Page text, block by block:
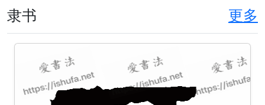
隶书 更多